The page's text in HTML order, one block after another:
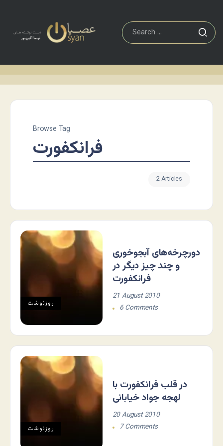
Browse Tag
فرانکفورت
2 Articles
روزنوشت
دورچرخه‌های آبجوخوری
و چند چیز دیگر در
فرانکفورت
21 August 2010
6 Comments
روزنوشت
در قلب فرانکفورت با
لهجه جواد خیابانی
20 August 2010
7 Comments